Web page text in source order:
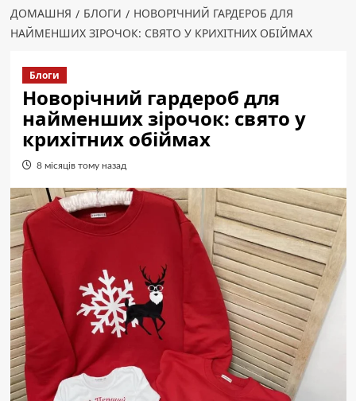
ДОМАШНЯ БЛОГИ
НОВОРІЧНИЙ ГАРДЕРОБ ДЛЯ
НАЙМЕНШИХ ЗІРОЧОК: СВЯТО У КРИХІТНИХ ОБІЙМАХ
Блоги
Новорічний гардероб для
найменших зірочок: свято у
крихітних обіймах
8 місяців тому назад